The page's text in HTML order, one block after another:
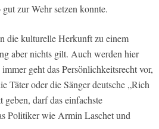
zur Wehr setzen konnte.
die kulturelle Herkunft zu einem
aber nichts gilt. Auch werden hier
geht das Persönlichkeitsrecht vor,
Täter oder die Sänger deutsche „Rich
darf das einfachste
Politiker wie Armin Laschet und